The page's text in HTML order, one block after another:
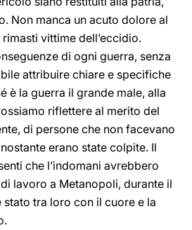
Non manca un acuto dolore al
vittime dell’eccidio.
di ogni guerra, senza
attribuire chiare e specifiche
è la guerra il grande male, alla
riflettere al merito del
di persone che non facevano
erano state colpite. Il
che l’indomani avrebbero
lavoro a Metanopoli, durante il
tra loro con il cuore e la